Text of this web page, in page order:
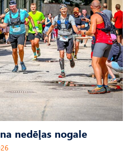
nedēļas nogale